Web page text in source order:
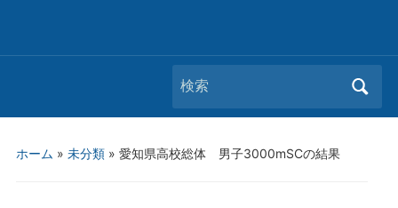
Search
for:
ホーム » 未分類» 愛知県高校総体 男子3000mSCの結果